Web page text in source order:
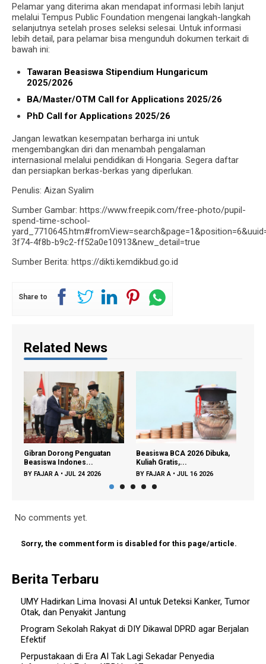
Pelamar yang diterima akan mendapat informasi lebih lanjut
melalui Tempus Public Foundation mengenai langkah-langkah
selanjutnya setelah proses seleksi selesai. Untuk informasi
lebih detail, para pelamar bisa mengunduh dokumen terkait di
bawah ini:
Tawaran Beasiswa Stipendium Hungaricum
2025/2026
BA/Master/OTM Call for Applications 2025/26
PhD Call for Applications 2025/26
Jangan lewatkan kesempatan berharga ini untuk
mengembangkan diri dan menambah pengalaman
internasional melalui pendidikan di Hongaria. Segera daftar
dan persiapkan berkas-berkas yang diperlukan.
Penulis: Aizan Syalim
Sumber Gambar: https://www.freepik.com/free-photo/pupil-
spend-time-school-
3f74-4f8b-b9c2-ff52a0e10913&new_detail=true
Sumber Berita: https://dikti.kemdikbud.go.id
Share to
Related News
Gibran Dorong Penguatan
Beasiswa Indones...
BY FAJAR A • JUL 24 2026
Beasiswa BCA 2026 Dibuka,
Kuliah Gratis,...
BY FAJAR A • JUL 16 2026
No comments yet.
Sorry, the comment form is disabled for this page/article.
Berita Terbaru
UMY Hadirkan Lima Inovasi AI untuk Deteksi Kanker, Tumor
Otak, dan Penyakit Jantung
Program Sekolah Rakyat di DIY Dikawal DPRD agar Berjalan
Efektif
Perpustakaan di Era AI Tak Lagi Sekadar Penyedia